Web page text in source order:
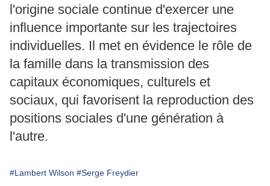
l'origine sociale continue d'exercer une
influence importante sur les trajectoires
individuelles. Il met en évidence le rôle de
la famille dans la transmission des
capitaux économiques, culturels et
sociaux, qui favorisent la reproduction des
positions sociales d'une génération à
l'autre.
#Lambert Wilson #Serge Freydier